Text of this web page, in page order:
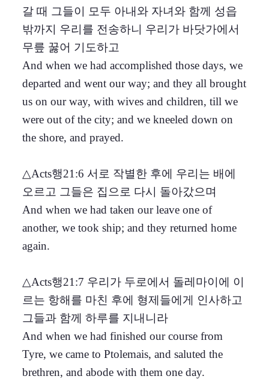
갈 때 그들이 모두 아내와 자녀와 함께 성읍
밖까지 우리를 전송하니 우리가 바닷가에서
무릎 꿇어 기도하고
And when we had accomplished those days, we
departed and went our way; and they all brought
us on our way, with wives and children, till we
were out of the city; and we kneeled down on
the shore, and prayed.
△Acts행21:6 서로 작별한 후에 우리는 배에
오르고 그들은 집으로 다시 돌아갔으며
And when we had taken our leave one of
another, we took ship; and they returned home
again.
△Acts행21:7 우리가 두로에서 돌레마이에 이
르는 항해를 마친 후에 형제들에게 인사하고
그들과 함께 하루를 지내니라
And when we had finished our course from
Tyre, we came to Ptolemais, and saluted the
brethren, and abode with them one day.